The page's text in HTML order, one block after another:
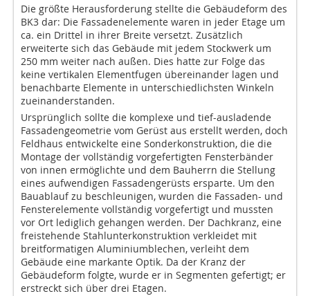
Die größte Herausforderung stellte die Gebäudeform des
BK3 dar: Die Fassadenelemente waren in jeder Etage um
ca. ein Drittel in ihrer Breite versetzt. Zusätzlich
erweiterte sich das Gebäude mit jedem Stockwerk um
250 mm weiter nach außen. Dies hatte zur Folge das
keine vertikalen Elementfugen übereinander lagen und
benachbarte Elemente in unterschiedlichsten Winkeln
zueinanderstanden.
Ursprünglich sollte die komplexe und tief-ausladende
Fassadengeometrie vom Gerüst aus erstellt werden, doch
Feldhaus entwickelte eine Sonderkonstruktion, die die
Montage der vollständig vorgefertigten Fensterbänder
von innen ermöglichte und dem Bauherrn die Stellung
eines aufwendigen Fassadengerüsts ersparte. Um den
Bauablauf zu beschleunigen, wurden die Fassaden- und
Fensterelemente vollständig vorgefertigt und mussten
vor Ort lediglich gehangen werden. Der Dachkranz, eine
freistehende Stahlunterkonstruktion verkleidet mit
breitformatigen Aluminiumblechen, verleiht dem
Gebäude eine markante Optik. Da der Kranz der
Gebäudeform folgte, wurde er in Segmenten gefertigt; er
erstreckt sich über drei Etagen.